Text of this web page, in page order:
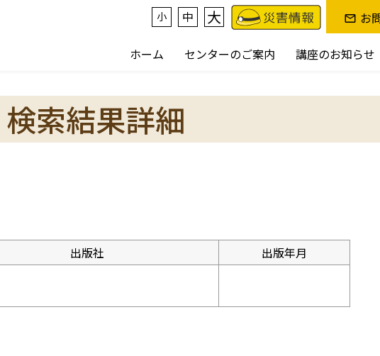
小 中 大 お
ホーム センターのご案内 講座のお知らせ
索結果詳細
出版社
出版年月